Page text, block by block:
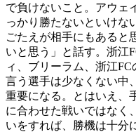
で負けないこと。アウェ
っかり勝たないといけな
ごたえが相手にもあると
いと思う」と話す。浙江
ィ、ブリーラム、浙江
言う選手は少なくない中
重要になる。とはいえ、
に合わせた戦いではなく
いをすれば、勝機は十分